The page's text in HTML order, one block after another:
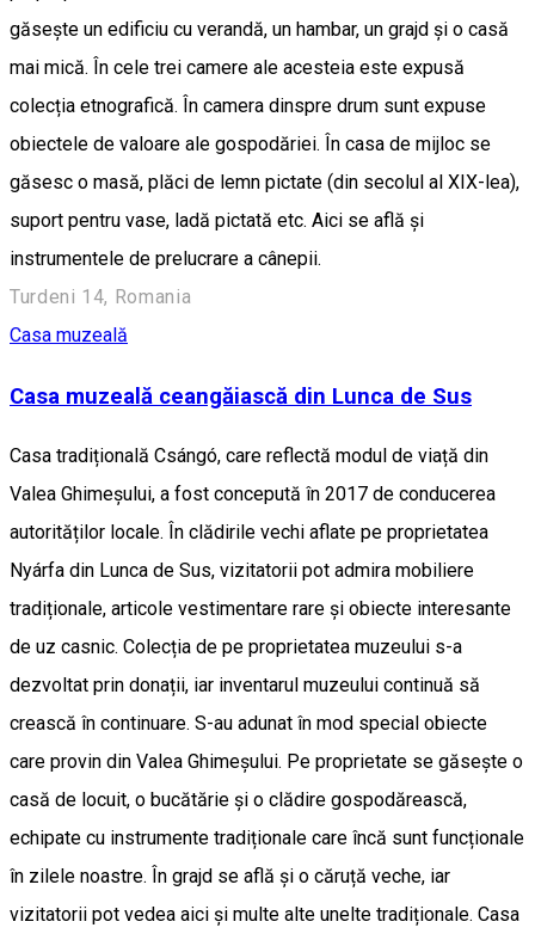
găsește un edificiu cu verandă, un hambar, un grajd și o casă
mai mică. În cele trei camere ale acesteia este expusă
colecția etnografică. În camera dinspre drum sunt expuse
obiectele de valoare ale gospodăriei. În casa de mijloc se
găsesc o masă, plăci de lemn pictate (din secolul al XIX-lea),
suport pentru vase, ladă pictată etc. Aici se află și
instrumentele de prelucrare a cânepii.
Turdeni 14, Romania
Casa muzeală
Casa muzeală ceangăiască din Lunca de Sus
Casa tradițională Csángó, care reflectă modul de viață din
Valea Ghimeșului, a fost concepută în 2017 de conducerea
autorităților locale. În clădirile vechi aflate pe proprietatea
Nyárfa din Lunca de Sus, vizitatorii pot admira mobiliere
tradiționale, articole vestimentare rare și obiecte interesante
de uz casnic. Colecția de pe proprietatea muzeului s-a
dezvoltat prin donații, iar inventarul muzeului continuă să
crească în continuare. S-au adunat în mod special obiecte
care provin din Valea Ghimeșului. Pe proprietate se găsește o
casă de locuit, o bucătărie și o clădire gospodărească,
echipate cu instrumente tradiționale care încă sunt funcționale
în zilele noastre. În grajd se află și o căruță veche, iar
vizitatorii pot vedea aici și multe alte unelte tradiționale. Casa